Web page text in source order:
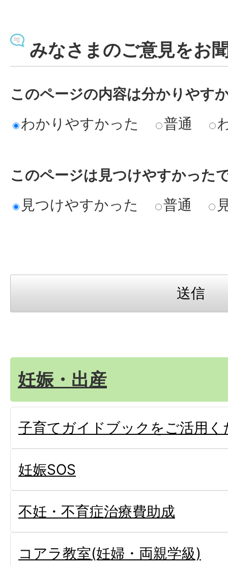
か
土曜日・日曜日・祝日や夜間
生届・死亡届・婚姻届・離婚
みなさまのご意見をお
このページの内容は分かりやす
わかりやすかった
普通
このページは見つけやすかった
見つけやすかった
普通
妊娠・出産
子育てガイドブックをご活用く
妊娠SOS
不妊・不育症治療費助成
コアラ教室(妊婦・両親学級)